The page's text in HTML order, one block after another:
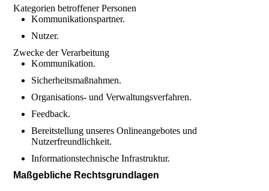
Kategorien betroffener Personen
Kommunikationspartner.
Nutzer.
Zwecke der Verarbeitung
Kommunikation.
Sicherheitsmaßnahmen.
Organisations- und Verwaltungsverfahren.
Feedback.
Bereitstellung unseres Onlineangebotes und
Nutzerfreundlichkeit.
Informationstechnische Infrastruktur.
Maßgebliche Rechtsgrundlagen